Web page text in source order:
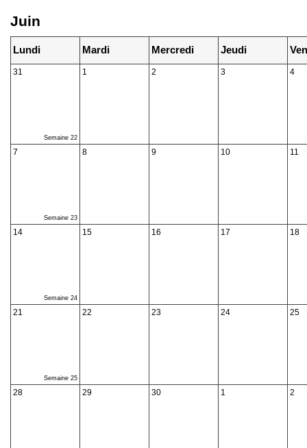
Juin
Lundi Mardi Mercredi Jeudi
31
Semaine 22
1 2 3 4
7
Semaine 23
8 9 10 11
14
Semaine 24
15 16 17 18
21
Semaine 25
22 23 24 25
28 29 30 1 2